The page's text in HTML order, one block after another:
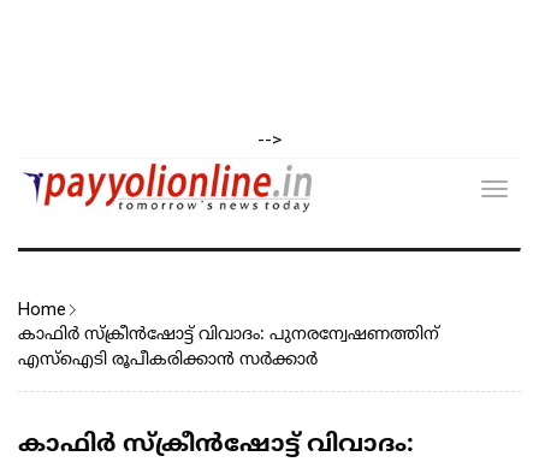
-->
Home
കാഫിർ സ്ക്രീൻഷോട്ട് വിവാദം: പുനരന്വേഷണത്തിന്
എസ്ഐടി രൂപീകരിക്കാൻ സർക്കാർ
കാഫിർ സ്ക്രീൻഷോട്ട് വിവാദം: